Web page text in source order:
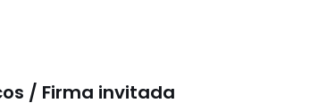
/ Firma invitada